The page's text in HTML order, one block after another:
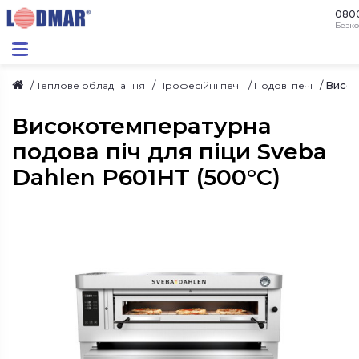
Теплове обладнання Професійні печі Подові печі
Високотемпературна
подова піч для піци Sveba
Dahlen P601HT (500°C)